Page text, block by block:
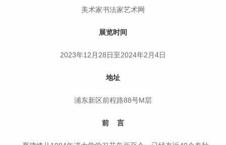
美术家书法家艺术网
展览时间
2023年12月28日至2024年2月4日
地址
浦东新区前程路88号M层
前 言